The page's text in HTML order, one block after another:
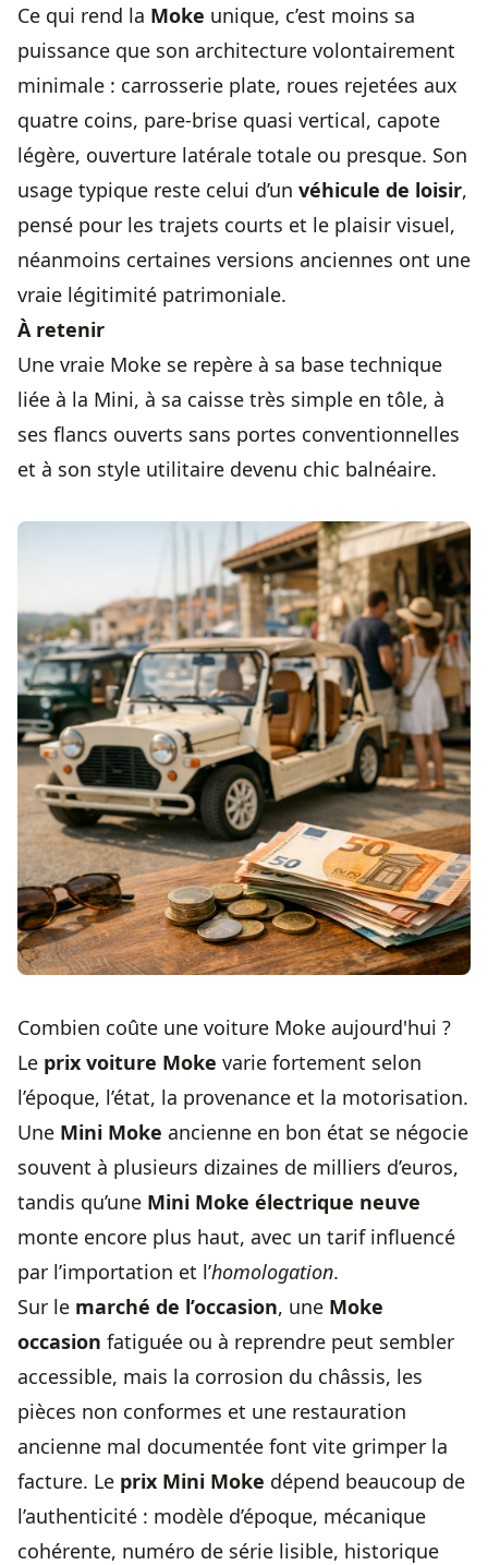
Ce qui rend la Moke unique, c’est moins sa
puissance que son architecture volontairement
minimale : carrosserie plate, roues rejetées aux
quatre coins, pare-brise quasi vertical, capote
légère, ouverture latérale totale ou presque. Son
usage typique reste celui d’un véhicule de loisir,
pensé pour les trajets courts et le plaisir visuel,
néanmoins certaines versions anciennes ont une
vraie légitimité patrimoniale.
À retenir
Une vraie Moke se repère à sa base technique
liée à la Mini, à sa caisse très simple en tôle, à
ses flancs ouverts sans portes conventionnelles
et à son style utilitaire devenu chic balnéaire.
Combien coûte une voiture Moke aujourd'hui ?
Le prix voiture Moke varie fortement selon
l’époque, l’état, la provenance et la motorisation.
Une Mini Moke ancienne en bon état se négocie
souvent à plusieurs dizaines de milliers d’euros,
tandis qu’une Mini Moke électrique neuve
monte encore plus haut, avec un tarif influencé
par l’importation et l’homologation.
Sur le marché de l’occasion, une Moke
occasion fatiguée ou à reprendre peut sembler
accessible, mais la corrosion du châssis, les
pièces non conformes et une restauration
ancienne mal documentée font vite grimper la
facture. Le prix Mini Moke dépend beaucoup de
l’authenticité : modèle d’époque, mécanique
cohérente, numéro de série lisible, historique